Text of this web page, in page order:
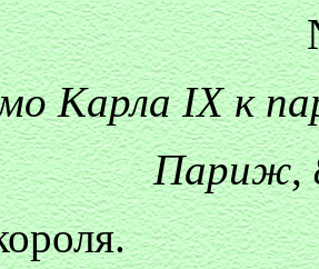
Карла IX к
Париж,